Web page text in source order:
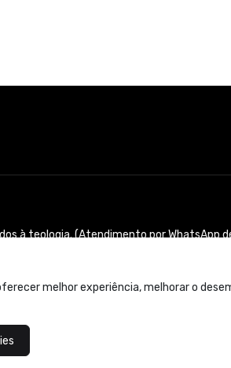
melhor experiência, melhorar o
à teologia. (Atendimento por WhatsApp